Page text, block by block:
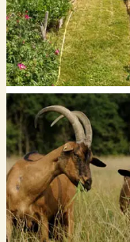
Nous pouvons vous
et assortiments
A la Boutique du Cabri,
pour tous les jours :
bières....et des produits
volailles, produits laitiers.
Les jours et heures
En saison de février à